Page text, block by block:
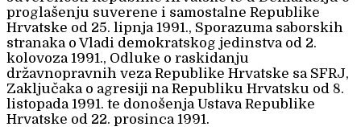
proglašenju suverene i samostalne Republike
Hrvatske od 25. lipnja 1991., Sporazuma saborskih
stranaka o Vladi demokratskog jedinstva od 2.
kolovoza 1991., Odluke o raskidanju
državnopravnih veza Republike Hrvatske sa SFRJ,
Zaključaka o agresiji na Republiku Hrvatsku od 8.
listopada 1991. te donošenja Ustava Republike
Hrvatske od 22. prosinca 1991.